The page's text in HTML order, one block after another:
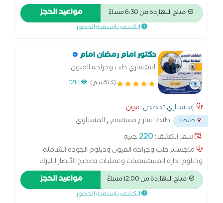
متاح النهاردة من 6:30 مساءً مواعيد الحجز
الكشف باسبقية الحضور
دكتور امام رمضان امام
استشاري طب وجراحه العيون
(3 تقييم) 1214
إستشاري تخصص عيون
طنطا طنطا شارع مستشفى المنشاوي...
سعر الكشف:220جنيه
ماجستير طب وجراحه العيون ودبلوم الجوده الشامله
ودبلوم اداره المستشفيات وعمليات تصحيح الأبصار الليزك
وعمليات شفط المياه البيضاء بالفاكو وزرع عدسه وعمليات
حقن داخل الجسم الزجاجي وعمليات الشبكيه وعلاج المياه
الزرقاء وعلاج ارتشاح الشبكيه وكشف النظر بالكمبيوتر
متاح النهاردة من 12:00 مساءً مواعيد الحجز
الكشف باسبقية الحضور